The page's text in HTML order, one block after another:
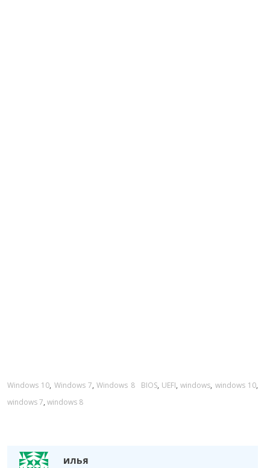
C
a
Windows 10, Windows 7,Windows 8
T
BIOS, UEFI,windows, windows 10,
windows 7, windows 8
илья